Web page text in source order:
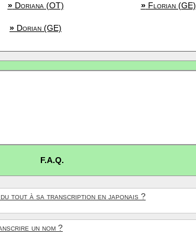
»Doriana (OT) »Florian (GE)
» Dorian (GE)
F.A.Q.
du tout à sa transcription en japonais ?
un nom ?